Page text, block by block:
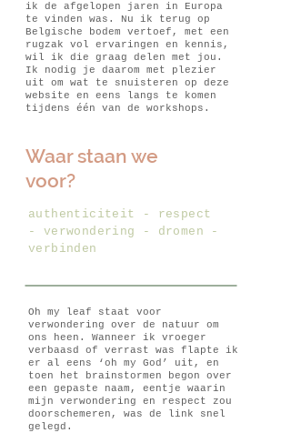
ik de afgelopen jaren in Europa
te vinden was. Nu ik terug op
Belgische bodem vertoef, met een
rugzak vol ervaringen en kennis,
wil ik die graag delen met jou.
Ik nodig je daarom met plezier
uit om wat te snuisteren op deze
website en eens langs te komen
tijdens één van de workshops.
authenticiteit - respect
- verwondering - dromen -
verbinden
Waar staan we
voor?
Oh my leaf staat voor
verwondering over de natuur om
ons heen. Wanneer ik vroeger
verbaasd of verrast was flapte ik
er al eens ‘oh my God’ uit, en
toen het brainstormen begon over
een gepaste naam, eentje waarin
mijn verwondering en respect zou
doorschemeren, was de link snel
gelegd.